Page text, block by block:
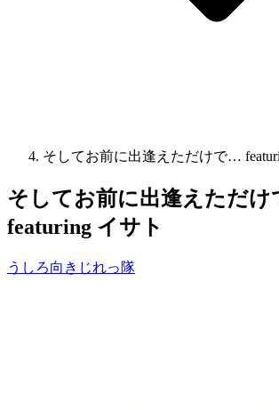
そしてお前に出逢えただけで…
そしてお前に出逢えただ
featuring イサト
うしろ向きじれっ隊